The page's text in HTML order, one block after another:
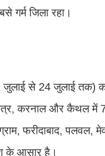
जिला रहा।
से 24 जुलाई तक)
करनाल और कैथल में
फरीदाबाद, पलवल,
के आसार है।